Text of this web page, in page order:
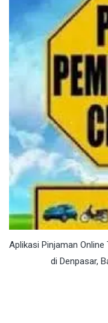
Aplikasi Pinjaman Online
di Denpasar,